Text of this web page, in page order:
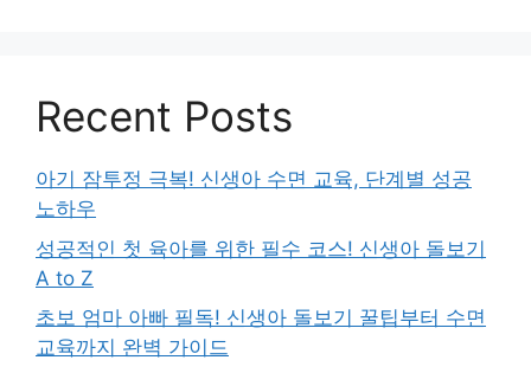
Recent Posts
아기 잠투정 극복! 신생아 수면 교육, 단계별 성공
노하우
성공적인 첫 육아를 위한 필수 코스! 신생아 돌보기
A to Z
초보 엄마 아빠 필독! 신생아 돌보기 꿀팁부터 수면
교육까지 완벽 가이드